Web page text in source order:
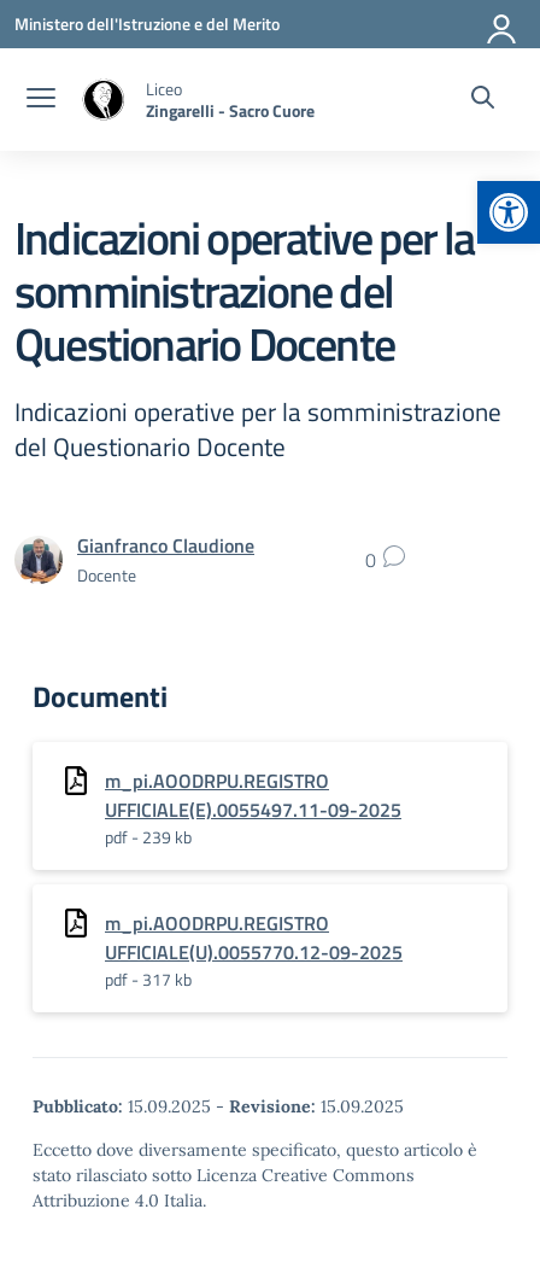
Vai ai contenuti
Vai al menu di navigazione
Vai al footer
Ministero dell'Istruzione e del Merito
Liceo
Zingarelli - Sacro Cuore
Indicazioni operative per la
somministrazione del
Questionario Docente
Indicazioni operative per la somministrazione
del Questionario Docente
Gianfranco Claudione
Docente 0
Documenti
m_pi.AOODRPU.REGISTRO
UFFICIALE(E).0055497.11-09-2025
pdf - 239 kb
m_pi.AOODRPU.REGISTRO
UFFICIALE(U).0055770.12-09-2025
pdf - 317 kb
Pubblicato: 15.09.2025 - Revisione: 15.09.2025
Eccetto dove diversamente specificato, questo articolo è
stato rilasciato sotto Licenza Creative Commons
Attribuzione 4.0 Italia.